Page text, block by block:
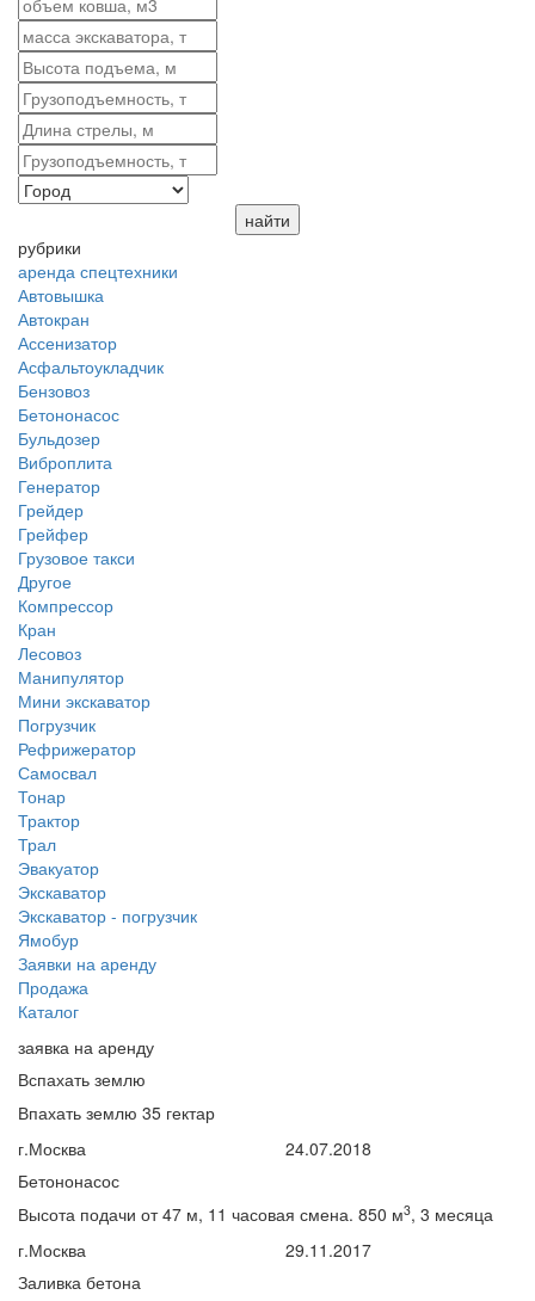
рубрики
аренда спецтехники
Автовышка
Автокран
Ассенизатор
Асфальтоукладчик
Бензовоз
Бетононасос
Бульдозер
Виброплита
Генератор
Грейдер
Грейфер
Грузовое такси
Другое
Компрессор
Кран
Лесовоз
Манипулятор
Мини экскаватор
Погрузчик
Рефрижератор
Самосвал
Тонар
Трактор
Трал
Эвакуатор
Экскаватор
Экскаватор - погрузчик
Ямобур
Заявки на аренду
Продажа
Каталог
заявка на аренду
Вспахать землю
Впахать землю 35 гектар
г.Москва
24.07.2018
Бетононасос
Высота подачи от 47 м, 11 часовая смена. 850 м3, 3 месяца
г.Москва
29.11.2017
Заливка бетона